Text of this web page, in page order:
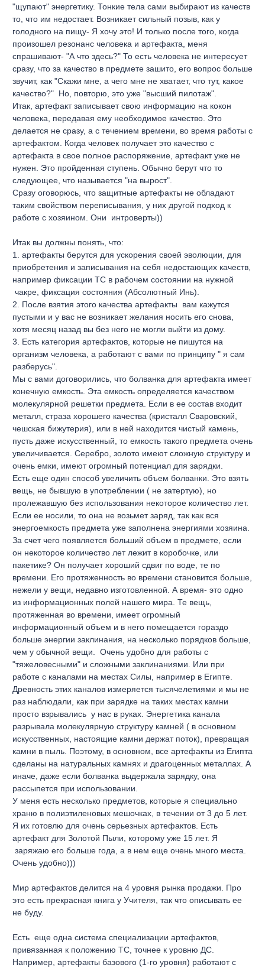
"щупают" энергетику. Тонкие тела сами выбирают из качеств
то, что им недостает. Возникает сильный позыв, как у
голодного на пищу- Я хочу это! И только после того, когда
произошел резонанс человека и артефакта, меня
спрашивают- "А что здесь?" То есть человека не интересует
сразу, что за качество в предмете зашито, его вопрос больше
звучит, как "Скажи мне, а чего мне не хватает, что тут, какое
качество?" Но, повторю, это уже "высший пилотаж".
Итак, артефакт записывает свою информацию на кокон
человека, передавая ему необходимое качество. Это
делается не сразу, а с течением времени, во время работы с
артефактом. Когда человек получает это качество с
артефакта в свое полное распоряжение, артефакт уже не
нужен. Это пройденная ступень. Обычно берут что то
следующее, что называется "на вырост".
Сразу оговорюсь, что защитные артефакты не обладают
таким свойством переписывания, у них другой подход к
работе с хозяином. Они интроверты))
Итак вы должны понять, что:
1. артефакты берутся для ускорения своей эволюции, для
приобретения и записывания на себя недостающих качеств,
например фиксации ТС в рабочем состоянии на нужной
чакре, фиксация состояния (Абсолютный Инь).
2. После взятия этого качества артефакты вам кажутся
пустыми и у вас не возникает желания носить его снова,
хотя месяц назад вы без него не могли выйти из дому.
3. Есть категория артефактов, которые не пишутся на
организм человека, а работают с вами по принципу " я сам
разберусь".
Мы с вами договорились, что болванка для артефакта имеет
конечную емкость. Эта емкость определяется качеством
молекулярной решетки предмета. Если в ее состав входит
металл, страза хорошего качества (кристалл Сваровский,
чешская бижутерия), или в ней находится чистый камень,
пусть даже искусственный, то емкость такого предмета очень
увеличивается. Серебро, золото имеют сложную структуру и
очень емки, имеют огромный потенциал для зарядки.
Есть еще один способ увеличить объем болванки. Это взять
вещь, не бывшую в употреблении ( не затертую), но
пролежавшую без использования некоторое количество лет.
Если ее носили, то она не возьмет заряд, так как вся
энергоемкость предмета уже заполнена энергиями хозяина.
За счет чего появляется больший объем в предмете, если
он некоторое количество лет лежит в коробочке, или
пакетике? Он получает хороший сдвиг по воде, те по
времени. Его протяженность во времени становится больше,
нежели у вещи, недавно изготовленной. А время- это одно
из информационных полей нашего мира. Те вещь,
протяженная во времени, имеет огромный
информационный объем и в него помещается гораздо
больше энергии заклинания, на несколько порядков больше,
чем у обычной вещи. Очень удобно для работы с
"тяжеловесными" и сложными заклинаниями. Или при
работе с каналами на местах Силы, например в Египте.
Древность этих каналов измеряется тысячелетиями и мы не
раз наблюдали, как при зарядке на таких местах камни
просто взрывались у нас в руках. Энергетика канала
разрывала молекулярную структуру камней ( в основном
искусственных, настоящие камни держат поток), превращая
камни в пыль. Поэтому, в основном, все артефакты из Египта
сделаны на натуральных камнях и драгоценных металлах. А
иначе, даже если болванка выдержала зарядку, она
рассыпется при использовании.
У меня есть несколько предметов, которые я специально
храню в полиэтиленовых мешочках, в течении от 3 до 5 лет.
Я их готовлю для очень серьезных артефактов. Есть
артефакт для Золотой Пыли, которому уже 15 лет. Я
заряжаю его больше года, а в нем еще очень много места.
Очень удобно)))
Мир артефактов делится на 4 уровня рынка продажи. Про
это есть прекрасная книга у Учителя, так что описывать ее
не буду.
Есть еще одна система специализации артефактов,
привязанная к положению ТС, точнее к уровню ДС.
Например, артефакты базового (1-го уровня) работают с